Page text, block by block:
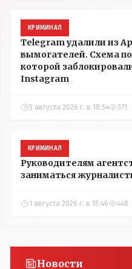
КРИМИНАЛ
Telegram удалили из
вымогателей. Схема
которой
Instagram
5 августа 2026 г. в 18:54 371
КРИМИНАЛ
Руководителям
заниматься
1 августа 2026 г. в 15:46 448
Новости